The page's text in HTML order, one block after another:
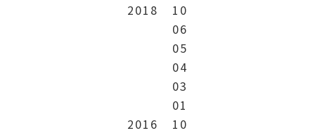
2018
10
06
05
04
03
01
2016
10